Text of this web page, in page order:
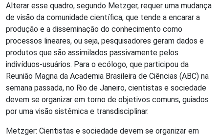
Alterar esse quadro, segundo Metzger, requer uma mudança
de visão da comunidade científica, que tende a encarar a
produção e a disseminação do conhecimento como
processos lineares, ou seja, pesquisadores geram dados e
produtos que são assimilados passivamente pelos
indivíduos-usuários. Para o ecólogo, que participou da
Reunião Magna da Academia Brasileira de Ciências (ABC) na
semana passada, no Rio de Janeiro, cientistas e sociedade
devem se organizar em torno de objetivos comuns, guiados
por uma visão sistêmica e transdisciplinar.
Metzger: Cientistas e sociedade devem se organizar em